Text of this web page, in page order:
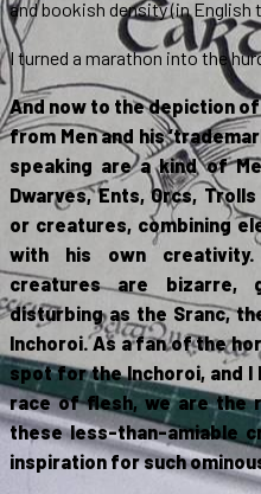
and bookish density (in English
I turned a marathon into the
And now to the depiction
from Men and his
speaking are a kind of
Dwarves, Ents, Orcs,
or creatures, combining
with his own
creatures are bizarre,
disturbing as the Sranc,
Inchoroi. As a fan of the
spot for the Inchoroi, and I
race of flesh, we are the
these less-than-amiable
inspiration for such